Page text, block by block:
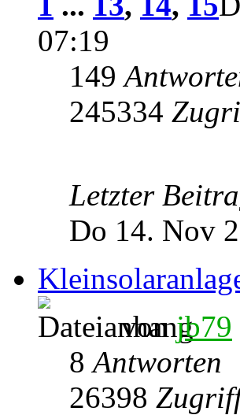
07:19
149
245334
Letzter
Do 14. Nov
vonjb79
8Antworten
26398